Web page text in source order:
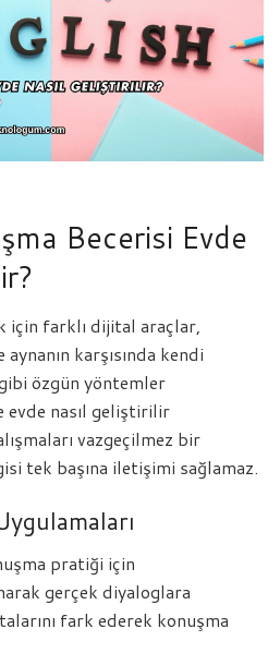
Becerisi Evde
için farklı dijital araçlar,
karşısında kendi
özgün yöntemler
evde nasıl geliştirilir
vazgeçilmez bir
tek başına iletişimi sağlamaz.
pratiği için
gerçek diyaloglara
fark ederek konuşma